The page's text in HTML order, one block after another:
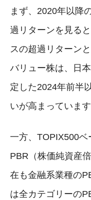
まず、2020年以降
過リターンを見る
スの超過リターン
バリュー株は、日
定した2024年前半
いが高まっています
一方、TOPIX500
PBR（株価純資産
在も金融系業種の
は全カテゴリーの